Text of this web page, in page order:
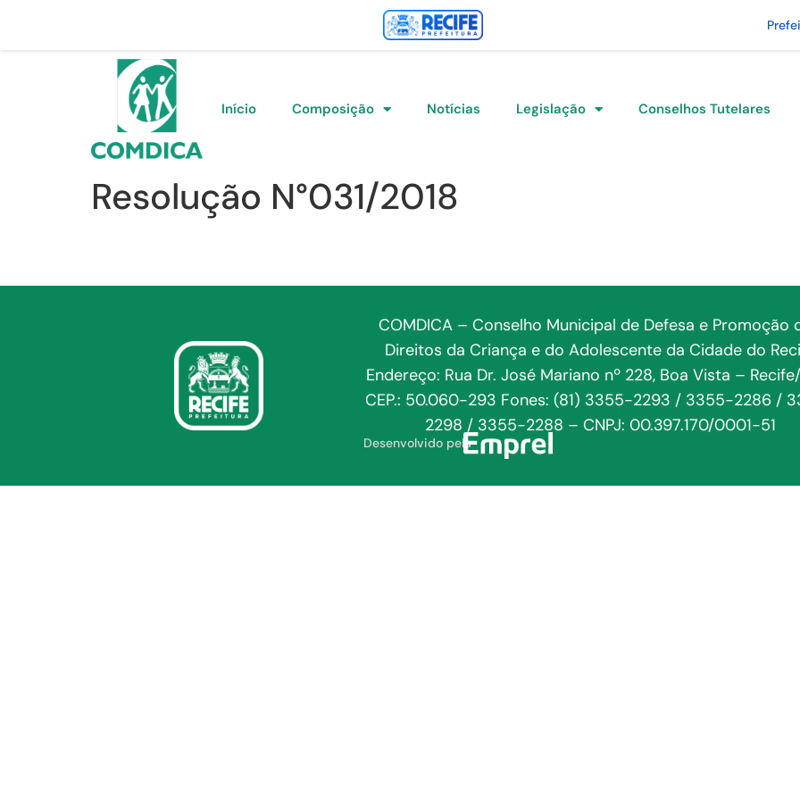
Início Composição Notícias Legislação Conselhos Tutelares
Resolução N°031/2018
COMDICA – Conselho Municipal de Defesa e Promoção
Direitos da Criança e do Adolescente da Cidade do
Endereço: Rua Dr. José Mariano nº 228, Boa Vista –
CEP.: 50.060-293 Fones: (81) 3355-2293 / 3355-2286 /
2298 / 3355-2288 – CNPJ: 00.397.170/0001-51
Desenvolvido pela